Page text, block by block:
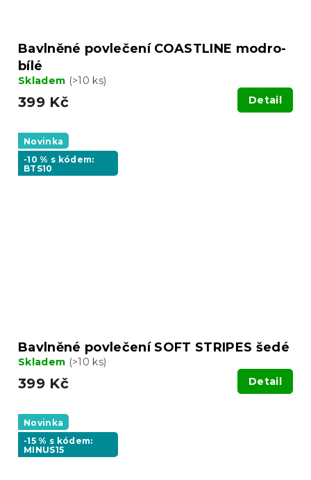
Bavlněné povlečení COASTLINE modro-
bílé
Skladem (>10 ks)
399 Kč Detail
Novinka
-10 % s kódem:
BTS10
Bavlněné povlečení SOFT STRIPES šedé
Skladem (>10 ks)
399 Kč Detail
Novinka
-15 % s kódem:
MINUS15